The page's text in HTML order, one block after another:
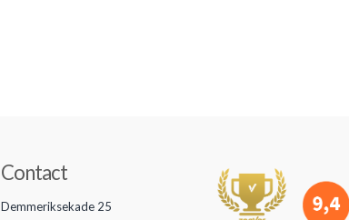
Contact
Demmeriksekade 25